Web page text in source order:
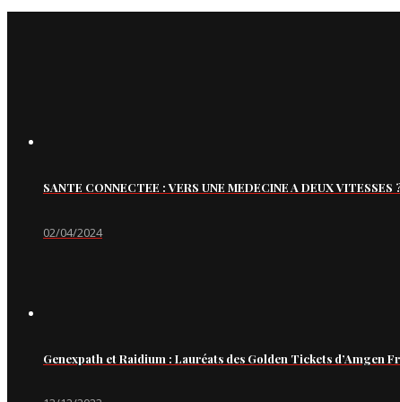
SANTE CONNECTEE : VERS UNE MEDECINE A DEUX VITESSES
02/04/2024
Genexpath et Raidium : Lauréats des Golden Tickets d’Amgen